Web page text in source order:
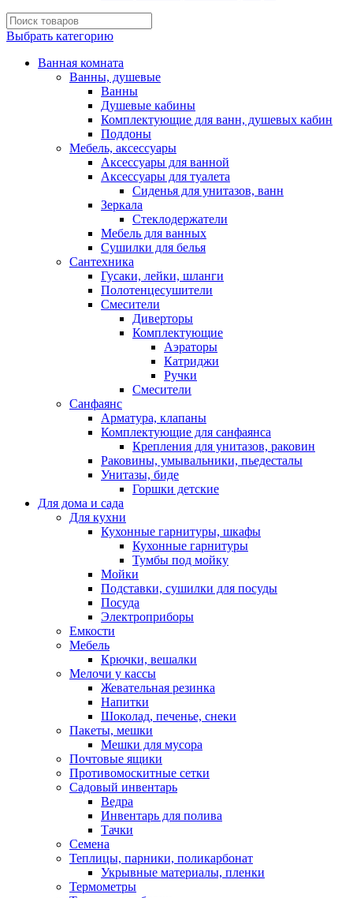
Выбрать категорию
Ванная комната
Ванны, душевые
Ванны
Душевые кабины
Комплектующие для ванн, душевых кабин
Поддоны
Мебель, аксессуары
Аксессуары для ванной
Аксессуары для туалета
Сиденья для унитазов, ванн
Зеркала
Стеклодержатели
Мебель для ванных
Сушилки для белья
Сантехника
Гусаки, лейки, шланги
Полотенцесушители
Смесители
Диверторы
Комплектующие
Аэраторы
Катриджи
Ручки
Смесители
Санфаянс
Арматура, клапаны
Комплектующие для санфаянса
Крепления для унитазов, раковин
Раковины, умывальники, пьедесталы
Унитазы, биде
Горшки детские
Для дома и сада
Для кухни
Кухонные гарнитуры, шкафы
Кухонные гарнитуры
Тумбы под мойку
Мойки
Подставки, сушилки для посуды
Посуда
Электроприборы
Емкости
Мебель
Крючки, вешалки
Мелочи у кассы
Жевательная резинка
Напитки
Шоколад, печенье, снеки
Пакеты, мешки
Мешки для мусора
Почтовые ящики
Противомоскитные сетки
Садовый инвентарь
Ведра
Инвентарь для полива
Тачки
Семена
Теплицы, парники, поликарбонат
Укрывные материалы, пленки
Термометры